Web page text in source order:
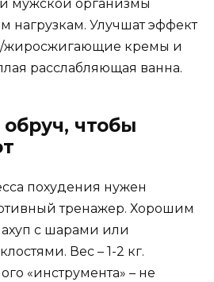
мужской организмы
нагрузкам. Улучшат эффект
жиросжигающие кремы и
расслабляющая ванна.
чтобы
похудения нужен
тренажер. Хорошим
с шарами или
Вес – 1-2 кг.
«инструмента» – не